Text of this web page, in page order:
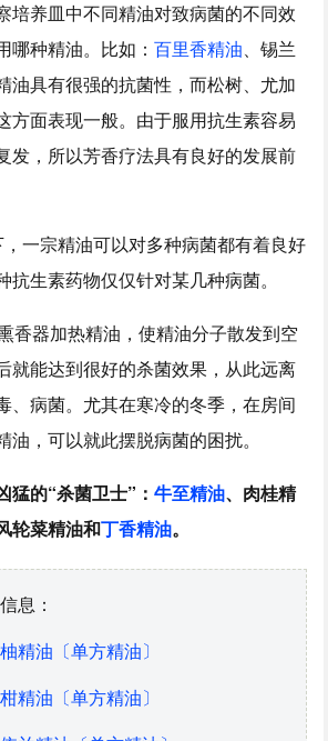
培养皿中不同精油对致病菌的不同效
哪种精油。比如：百里香精油 、锡兰
油具有很强的抗菌性，而松树、尤加
方面表现一般。由于服用抗生素容易
发，所以芳香疗法具有良好的发展前
一宗精油可以对多种病菌都有着良好
抗生素药物仅仅针对某几种病菌。
香器加热精油，使精油分子散发到空
就能达到很好的杀菌效果，从此远离
、病菌。尤其在寒冷的冬季，在房间
，可以就此摆脱病菌的困扰。
猛的“杀菌卫士”：牛至精油、肉桂精
轮菜精油和丁香精油。
息：
精油〔单方精油〕
精油〔单方精油〕